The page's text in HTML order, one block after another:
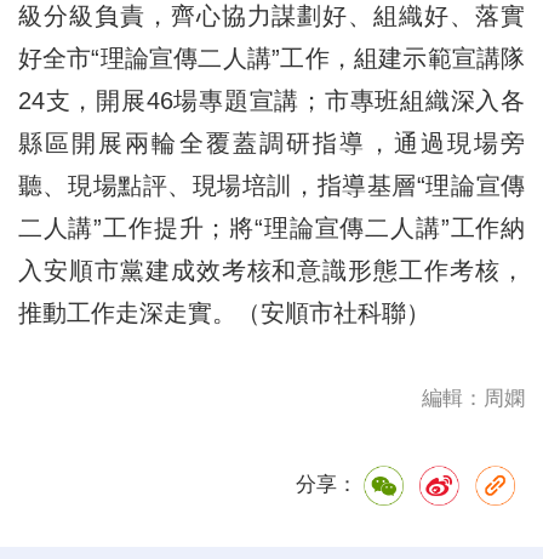
級分級負責，齊心協力謀劃好、組織好、落實
好全市“理論宣傳二人講”工作，組建示範宣講隊
24支，開展46場專題宣講；市專班組織深入各
縣區開展兩輪全覆蓋調研指導，通過現場旁
聽、現場點評、現場培訓，指導基層“理論宣傳
二人講”工作提升；將“理論宣傳二人講”工作納
入安順市黨建成效考核和意識形態工作考核，
推動工作走深走實。（安順市社科聯）
編輯：周嫻
分享：